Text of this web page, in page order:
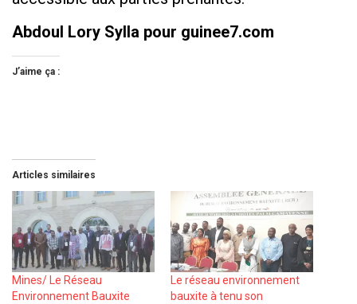
Abdoul Lory Sylla pour guinee7.com
J’aime ça :
Articles similaires
Mines/ Le Réseau
Environnement Bauxite
Le réseau environnement
bauxite à tenu son